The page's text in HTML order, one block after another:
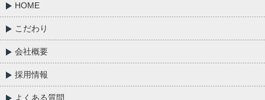
HOME
こだわり
会社概要
採用情報
よくある質問